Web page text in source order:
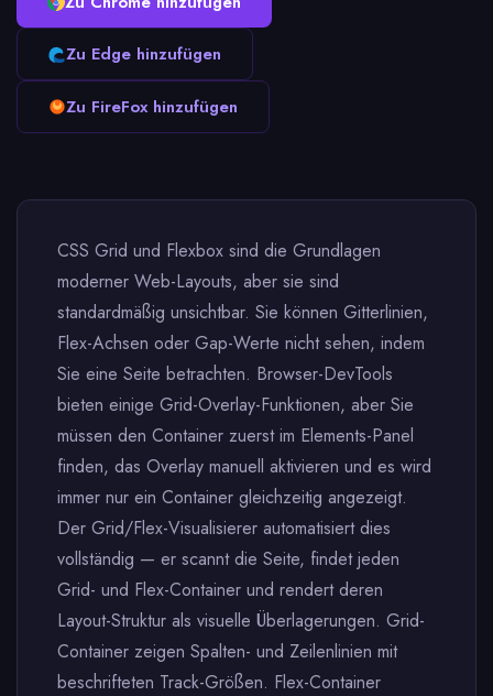
Zu Edge hinzufügen
Zu FireFox hinzufügen
CSS Grid und Flexbox sind die Grundlagen
moderner Web-Layouts, aber sie sind
standardmäßig unsichtbar. Sie können Gitterlinien,
Flex-Achsen oder Gap-Werte nicht sehen, indem
Sie eine Seite betrachten. Browser-DevTools
bieten einige Grid-Overlay-Funktionen, aber Sie
müssen den Container zuerst im Elements-Panel
finden, das Overlay manuell aktivieren und es wird
immer nur ein Container gleichzeitig angezeigt.
Der Grid/Flex-Visualisierer automatisiert dies
vollständig — er scannt die Seite, findet jeden
Grid- und Flex-Container und rendert deren
Layout-Struktur als visuelle Überlagerungen. Grid-
Container zeigen Spalten- und Zeilenlinien mit
beschrifteten Track-Größen. Flex-Container